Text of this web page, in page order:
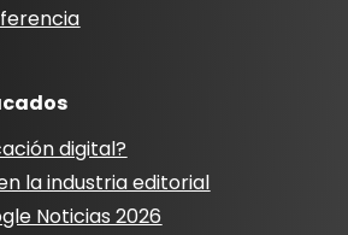
digital?
la industria editorial
Noticias 2026